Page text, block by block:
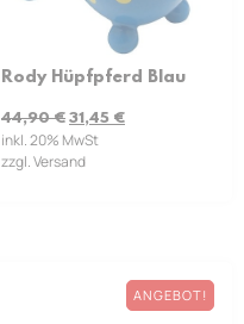
Rody Hüpfpferd Blau
44,90€ 31,45 €
inkl. 20% MwSt
zzgl. Versand
ANGEBOT!